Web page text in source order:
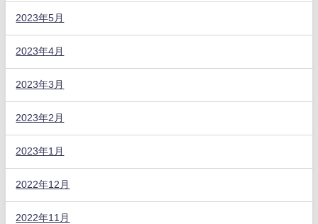
2023年5月
2023年4月
2023年3月
2023年2月
2023年1月
2022年12月
2022年11月